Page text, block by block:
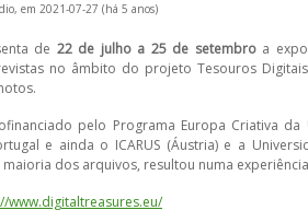
em 2021-07-27 (há 5 anos)
de 22 de julho a 25 de setembroa
no âmbito do projeto Tesouros
pelo Programa Europa Criativa
e ainda o ICARUS (Áustria) e a
dos arquivos, resultou numa
www.digitaltreasures.eu/